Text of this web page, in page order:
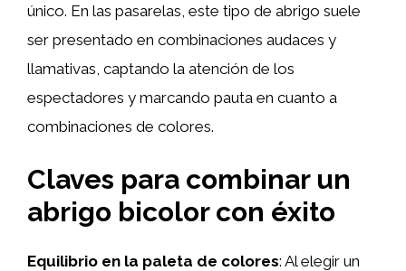
único. En las pasarelas, este tipo de abrigo suele
ser presentado en combinaciones audaces y
llamativas, captando la atención de los
espectadores y marcando pauta en cuanto a
combinaciones de colores.
Claves para combinar un
abrigo bicolor con éxito
Equilibrio en la paleta de colores: Al elegir un